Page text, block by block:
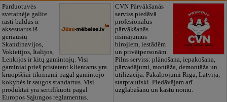
Parduotuvės
svetainėje galite
rasti baldus ir
aksesuarus iš
geriausių
Skandinavijos,
Vokietijos, Italijos,
Lenkijos ir kitų gamintojų. Visi
gaminiai prieš pristatant klientams yra
kruopščiai tikrinami pagal gamintojo
kokybės ir saugos standartus. Visi
produktai yra sertifikuoti pagal
Europos Sąjungos reglamentus.
CVN Pārvākšanās
serviss piedāvā
profesionālus
pārvākšanās
risinājumus
birojiem, iestādēm
un privātpersonām.
Pilns serviss: plānošana, iepakošana,
pārvadājumi, montāža, demontāža un
utilizācija. Pakalpojumi Rīgā, Latvijā,
starptautiski. Piedāvājam arī
uzglabāšanu un kastu nomu.